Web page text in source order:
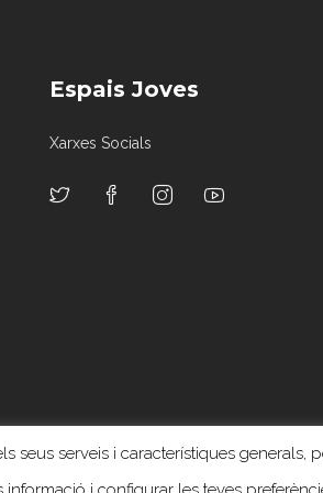
Espais Joves
Xarxes Socials
Tots els drets reservats ©. Web creada y
seus serveis i característiques